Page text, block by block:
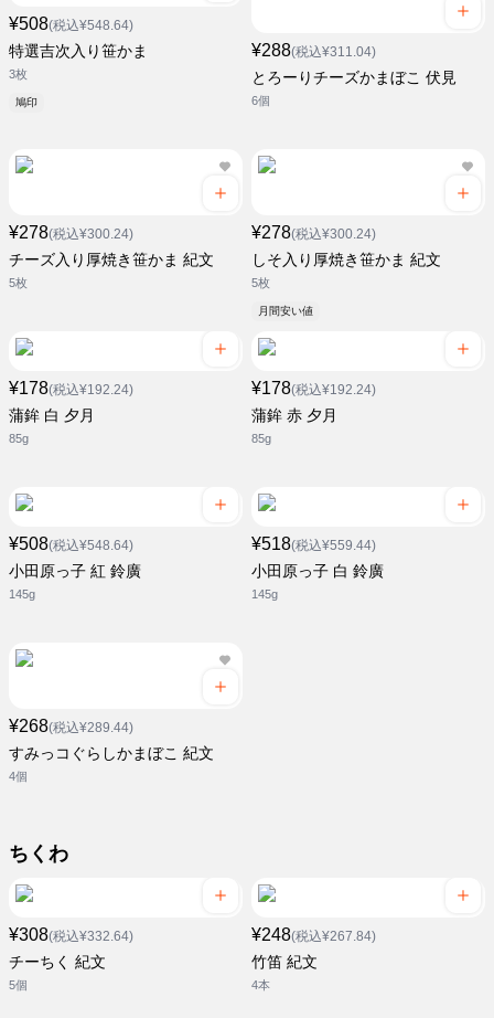
¥508(税込¥548.64)
特選吉次入り笹かま
3枚
鳩印
¥288(税込¥311.04)
とろーりチーズかまぼこ 伏見
6個
¥278(税込¥300.24)
チーズ入り厚焼き笹かま 紀文
5枚
¥278(税込¥300.24)
しそ入り厚焼き笹かま 紀文
5枚
月間安い値
¥178(税込¥192.24)
蒲鉾 白 夕月
85g
¥178(税込¥192.24)
蒲鉾 赤 夕月
85g
¥508(税込¥548.64)
小田原っ子 紅 鈴廣
145g
¥518(税込¥559.44)
小田原っ子 白 鈴廣
145g
¥268(税込¥289.44)
すみっコぐらしかまぼこ 紀文
4個
ちくわ
¥308(税込¥332.64)
チーちく 紀文
5個
¥248(税込¥267.84)
竹笛 紀文
4本